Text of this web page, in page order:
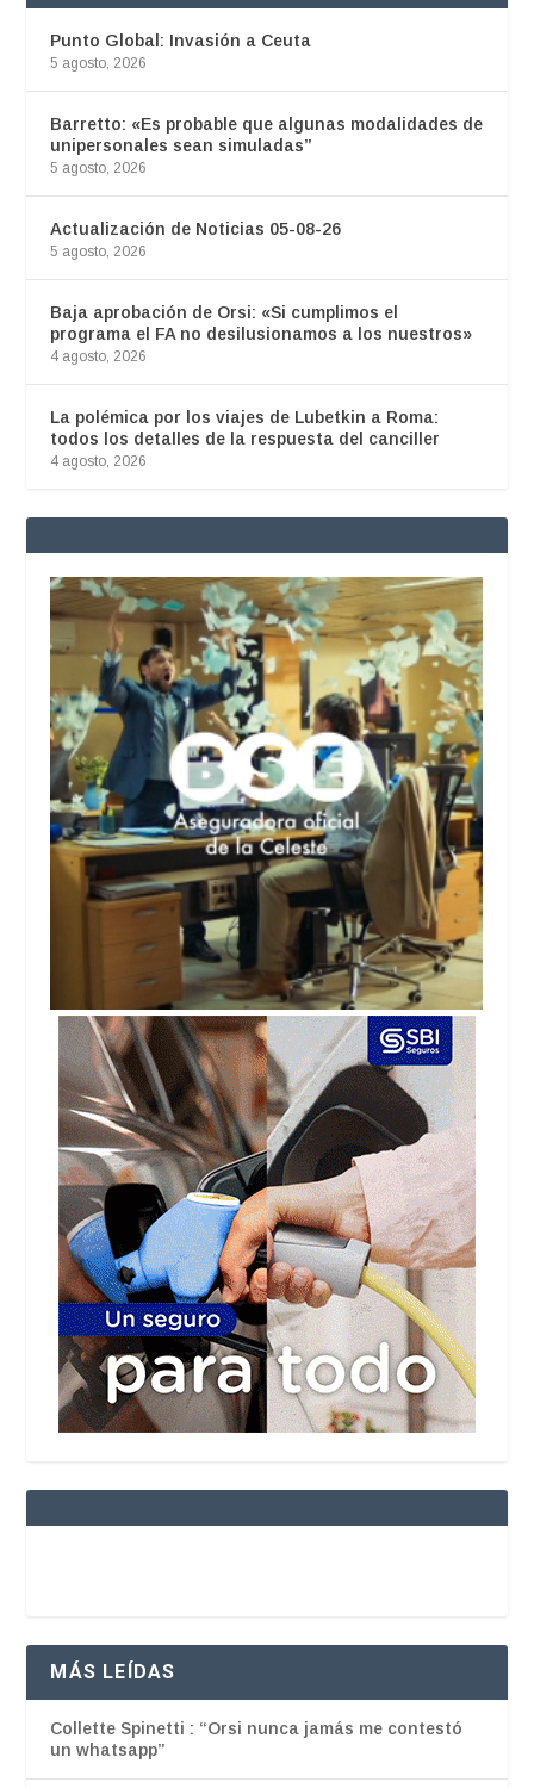
Punto Global: Invasión a Ceuta
5 agosto, 2026
Barretto: «Es probable que algunas modalidades de
unipersonales sean simuladas”
5 agosto, 2026
Actualización de Noticias 05-08-26
5 agosto, 2026
Baja aprobación de Orsi: «Si cumplimos el
programa el FA no desilusionamos a los nuestros»
4 agosto, 2026
La polémica por los viajes de Lubetkin a Roma:
todos los detalles de la respuesta del canciller
4 agosto, 2026
MÁS LEÍDAS
Collette Spinetti : “Orsi nunca jamás me contestó
un whatsapp”